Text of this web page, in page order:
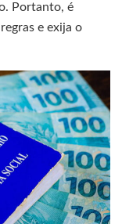
Portanto, é
e exija o